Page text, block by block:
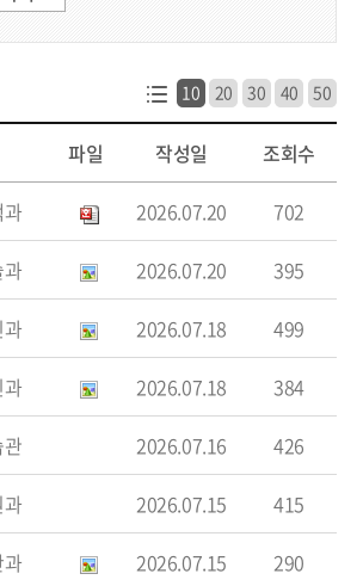
10 20 30 40 50
파일 작성일 조회수
2026.07.20 702
2026.07.20 395
2026.07.18 499
2026.07.18 384
2026.07.16 426
2026.07.15 415
2026.07.15 290